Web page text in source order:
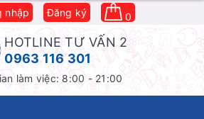
nhập Đăng ký 0
HOTLINE TƯ VẤN 2
0963 116 301
làm việc: 8:00 - 21:00